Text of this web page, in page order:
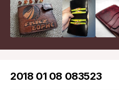
2018 01 08 083523